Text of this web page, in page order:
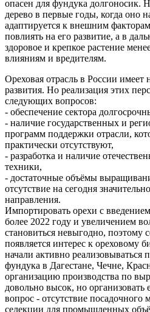
опасен для фундука долгоносик.
дерево в первые годы, когда оно
адаптируется к внешним
повлиять на его развитие, а в
здоровое и крепкое растение
влияниям и вредителям.
Ореховая отрасль в России имеет
развития. Но реализация этих
следующих вопросов:
- обеспечение сектора
- наличие государственных и
программ поддержки отрасли,
практически отсутствуют,
- разработка и наличие
техники,
- достаточные объёмы
отсутствие на сегодня
направления.
Импортировать орехи с
более 2022 году и увеличением
становиться невыгодно, поэтому
появляется интерес к ореховому
начали активно реализовываться
фундука в Дагестане, Чечне,
организацию производства по
довольно высок, но организовать
вопрос - отсутствие посадочного
селекции для промышленных